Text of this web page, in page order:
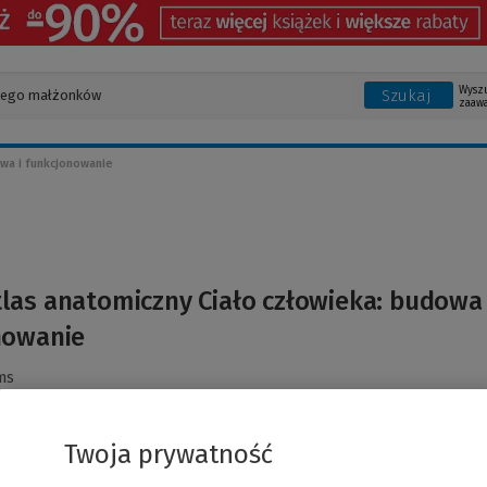
Szukaj
i funkcjonowanie
anatomiczny Ciało człowieka:
Twoja prywatność